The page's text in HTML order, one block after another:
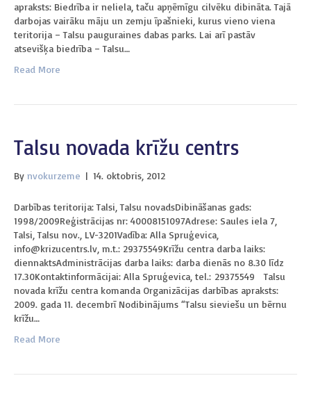
apraksts: Biedrība ir neliela, taču apņēmīgu cilvēku dibināta. Tajā
darbojas vairāku māju un zemju īpašnieki, kurus vieno viena
teritorija – Talsu pauguraines dabas parks. Lai arī pastāv
atsevišķa biedrība – Talsu…
Read More
Talsu novada krīžu centrs
By nvokurzeme | 14. oktobris, 2012
Darbības teritorija: Talsi, Talsu novadsDibināšanas gads:
1998/2009Reģistrācijas nr: 40008151097Adrese: Saules iela 7,
Talsi, Talsu nov., LV-3201Vadība: Alla Spruģevica,
info@krizucentrs.lv, m.t.: 29375549Krīžu centra darba laiks:
diennaktsAdministrācijas darba laiks: darba dienās no 8.30 līdz
17.30Kontaktinformācijai: Alla Spruģevica, tel.: 29375549 Talsu
novada krīžu centra komanda Organizācijas darbības apraksts:
2009. gada 11. decembrī Nodibinājums “Talsu sieviešu un bērnu
krīžu…
Read More